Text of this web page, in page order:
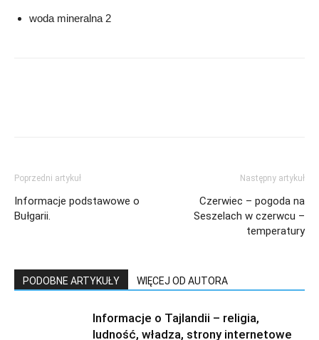
woda mineralna 2
Poprzedni artykuł
Informacje podstawowe o
Bułgarii.
Następny artykuł
Czerwiec – pogoda na
Seszelach w czerwcu –
temperatury
PODOBNE ARTYKUŁY WIĘCEJ OD AUTORA
Informacje o Tajlandii – religia,
ludność, władza, strony internetowe